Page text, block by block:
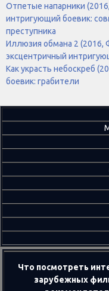
Отпетые напарники
интригующий боевик:
преступника
Иллюзия обмана 2
эксцентричный
Как украсть небоскреб
боевик: грабители
Что посмотреть
зарубежных